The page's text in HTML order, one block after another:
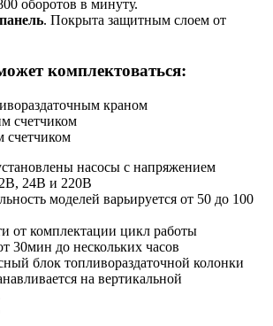
оборотов в минуту.
. Покрыта защитным слоем от
комплектоваться:
краном
счетчиком
счетчиком
насосы с напряжением
24В и 220В
моделей варьируется от 50 до 100
от комплектации цикл работы
30мин до нескольких часов
блок топливораздаточной колонки
на вертикальной